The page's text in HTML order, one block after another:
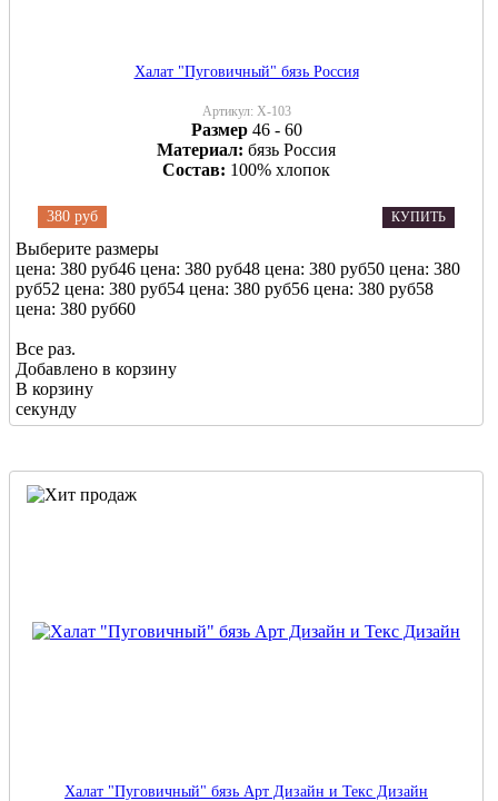
Халат "Пуговичный" бязь Россия
Артикул: Х-103
Размер 46 - 60
Материал: бязь Россия
Состав: 100% хлопок
380 руб КУПИТЬ
Выберите размеры
цена: 380 руб46 цена: 380 руб48 цена: 380 руб50 цена: 380
руб52 цена: 380 руб54 цена: 380 руб56 цена: 380 руб58
цена: 380 руб60
Все раз.
Добавлено в корзину
В корзину
секунду
Халат "Пуговичный" бязь Арт Дизайн и Текс Дизайн